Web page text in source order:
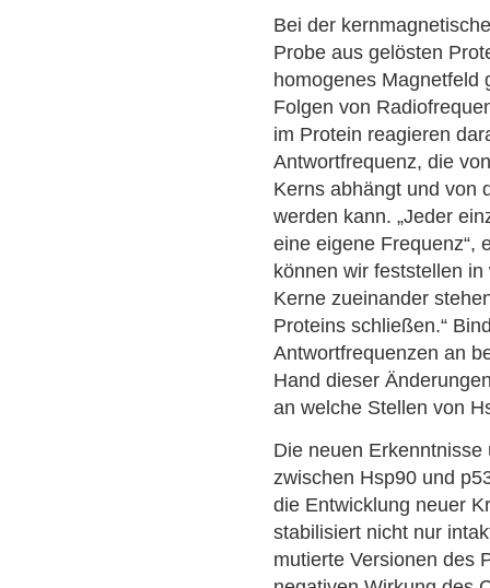
Bei der
Probe aus gelösten
homogenes Magnetfeld
Folgen von
im Protein reagieren
Antwortfrequenz, die
Kerns abhängt und von
werden kann. „Jeder
eine eigene Frequenz“,
können wir feststellen
Kerne zueinander
Proteins schließen.“
Antwortfrequenzen an
Hand dieser
an welche Stellen von
Die neuen
zwischen Hsp90 und
die Entwicklung neuer
stabilisiert nicht nur
mutierte Versionen des